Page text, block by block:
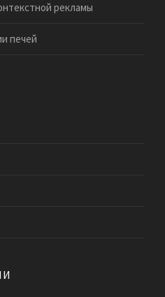
рекламы
печей